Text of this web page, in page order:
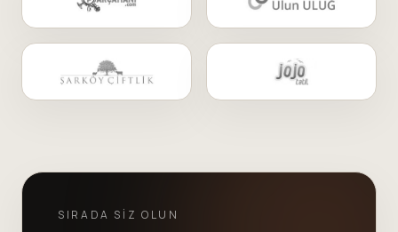
SIRADA SIZ OLUN